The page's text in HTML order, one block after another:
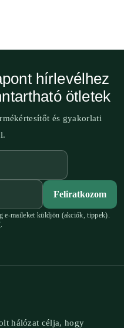
hírlevélhez
ötletek
és gyakorlati
Feliratkozom
e-maileket küldjön (akciók, tippek).
.
hálózat célja, hogy